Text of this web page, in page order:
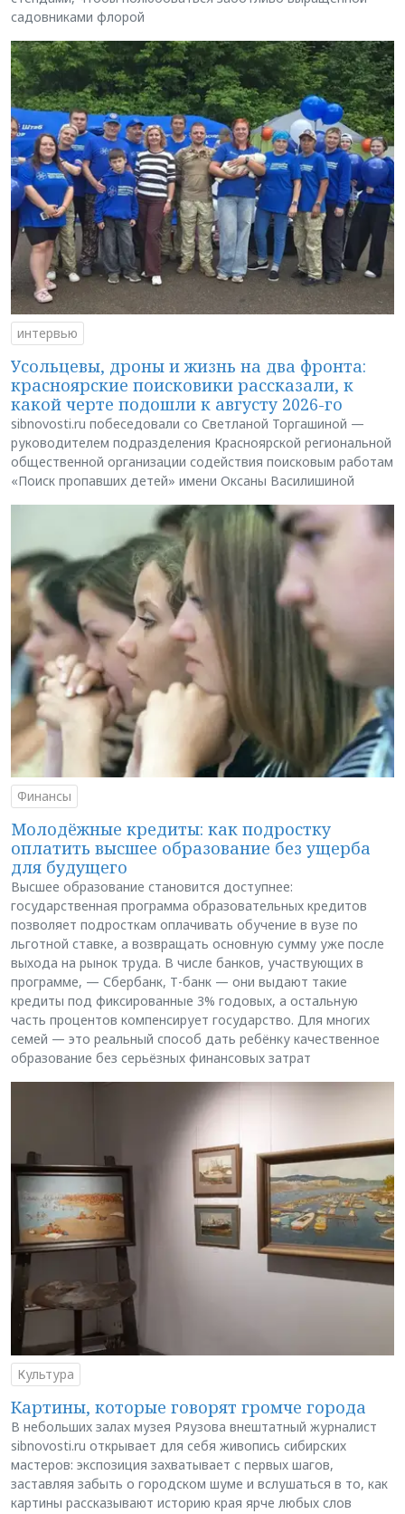
садовниками флорой
интервью
Усольцевы, дроны и жизнь на два фронта:
красноярские поисковики рассказали, к
какой черте подошли к августу 2026-го
sibnovosti.ru побеседовали со Светланой Торгашиной —
руководителем подразделения Красноярской региональной
общественной организации содействия поисковым работам
«Поиск пропавших детей» имени Оксаны Василишиной
Финансы
Молодёжные кредиты: как подростку
оплатить высшее образование без ущерба
для будущего
Высшее образование становится доступнее:
государственная программа образовательных кредитов
позволяет подросткам оплачивать обучение в вузе по
льготной ставке, а возвращать основную сумму уже после
выхода на рынок труда. В числе банков, участвующих в
программе, — Сбербанк, Т-банк — они выдают такие
кредиты под фиксированные 3% годовых, а остальную
часть процентов компенсирует государство. Для многих
семей — это реальный способ дать ребёнку качественное
образование без серьёзных финансовых затрат
Культура
Картины, которые говорят громче города
В небольших залах музея Ряузова внештатный журналист
sibnovosti.ru открывает для себя живопись сибирских
мастеров: экспозиция захватывает с первых шагов,
заставляя забыть о городском шуме и вслушаться в то, как
картины рассказывают историю края ярче любых слов